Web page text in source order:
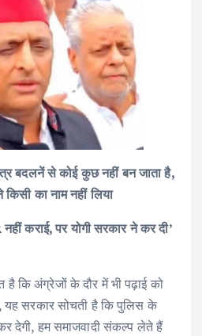
बदलनें से कोई कुछ नहीं बन‌ जाता है,
किसी का नाम नहीं लिया
कराई, पर योगी सरकार ने कर दी’
है कि अंग्रेजों के दौर में भी पढ़ाई को
यह सरकार सोचती है कि पुलिस के
देगी, हम समाजवादी संकल्प लेते हैं